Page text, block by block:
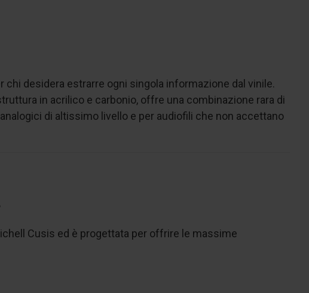
desidera estrarre ogni singola informazione dal vinile.
in acrilico e carbonio, offre una combinazione rara di
di altissimo livello e per audiofili che non accettano
Cusis ed è progettata per offrire le massime